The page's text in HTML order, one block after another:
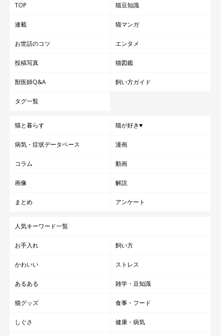
TOP 猫豆知識
連載 猫マンガ
お世話のコツ エンタメ
投稿写真 猫図鑑
獣医師Q&A 飼い方ガイド
タグ一覧
猫と暮らす 猫が好き♥
病気・症状データベース 漫画
コラム 動画
画像 解説
まとめ アンケート
人気キーワード一覧
お手入れ 飼い方
かわいい ストレス
あるある 雑学・豆知識
猫グッズ 食事・フード
しぐさ 健康・病気